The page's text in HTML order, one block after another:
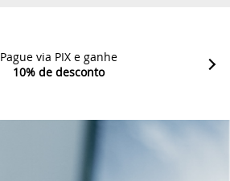
Pague via PIX e ganhe
10% de desconto